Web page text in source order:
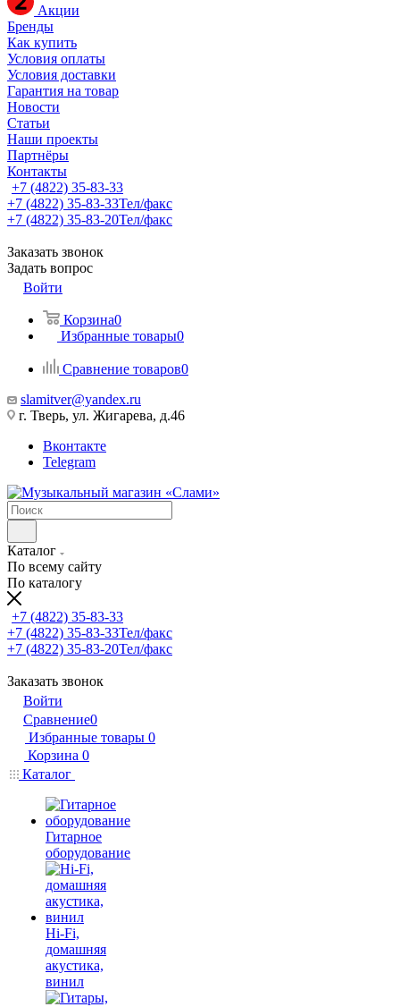
Акции
Бренды
Как купить
Условия оплаты
Условия доставки
Гарантия на товар
Новости
Статьи
Наши проекты
Партнёры
Контакты
+7 (4822) 35-83-33
+7 (4822) 35-83-33Тел/факс
+7 (4822) 35-83-20Тел/факс
Заказать звонок
Задать вопрос
Войти
Корзина0
Избранные товары0
Сравнение товаров0
slamitver@yandex.ru
г. Тверь, ул. Жигарева, д.46
Вконтакте
Telegram
Каталог
По всему сайту
По каталогу
+7 (4822) 35-83-33
+7 (4822) 35-83-33Тел/факс
+7 (4822) 35-83-20Тел/факс
Заказать звонок
Войти
Сравнение0
Избранные товары 0
Корзина 0
Каталог
Гитарное
оборудование
Hi-Fi,
домашняя
акустика,
винил